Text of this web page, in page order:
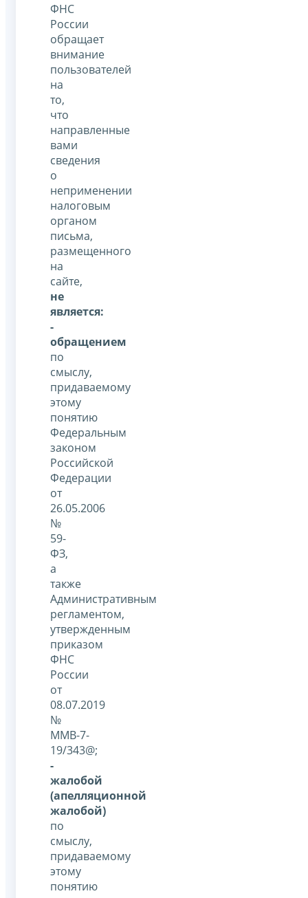
ФНС
России
обращает
внимание
пользователей
на
то,
что
направленные
вами
сведения
о
неприменении
налоговым
органом
письма,
размещенного
на
сайте,
не
является:
-
обращением
по
смыслу,
придаваемому
этому
понятию
Федеральным
законом
Российской
Федерации
от
26.05.2006
№
59-
ФЗ,
а
также
Административным
регламентом,
утвержденным
приказом
ФНС
России
от
08.07.2019
№
ММВ-7-
19/343@;
-
жалобой
(апелляционной
жалобой)
по
смыслу,
придаваемому
этому
понятию